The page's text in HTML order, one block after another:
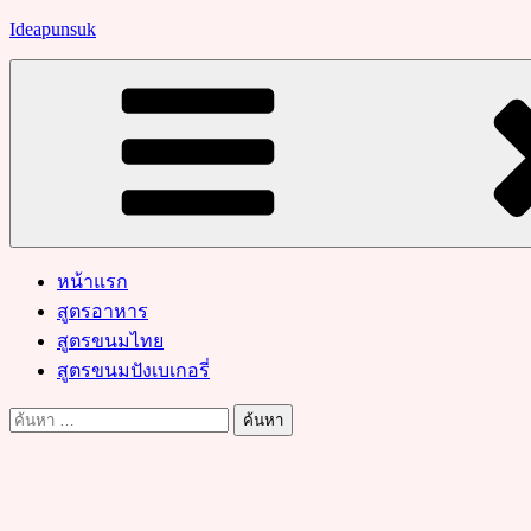
Skip
Ideapunsuk
หน้าแรก
สูตรอาหาร
สูตรขนมไทย
สูตรขนมปังเบเกอรี่
ค้นหา